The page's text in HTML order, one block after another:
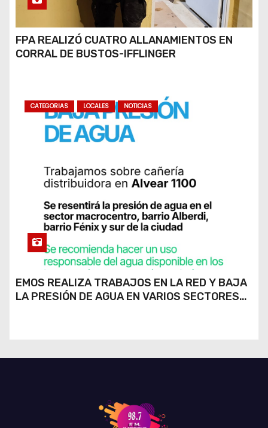
FPA REALIZÓ CUATRO ALLANAMIENTOS EN
CORRAL DE BUSTOS-IFFLINGER
CATEGORIAS LOCALES NOTICIAS
EMOS REALIZA TRABAJOS EN LA RED Y BAJA
LA PRESIÓN DE AGUA EN VARIOS SECTORES